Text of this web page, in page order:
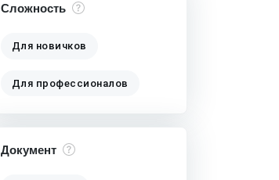
Сложность
Для новичков
Для профессионалов
Документ